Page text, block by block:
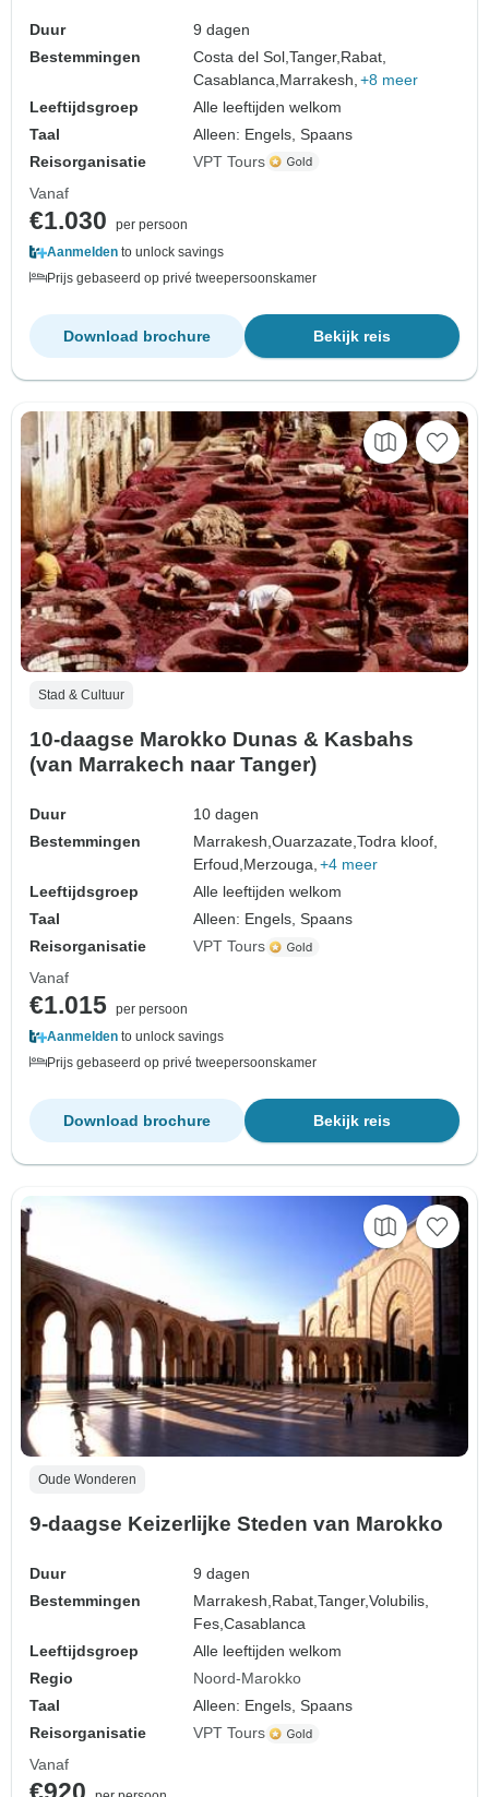
Duur
9 dagen
Bestemmingen
Costa del Sol,Tanger, Rabat,
Casablanca, Marrakesh, +8 meer
Leeftijdsgroep
Alle leeftijden welkom
Taal
Alleen: Engels, Spaans
Reisorganisatie
VPT Tours
Vanaf
€1.030
per persoon
Aanmelden to unlock savings
Prijs gebaseerd op privé tweepersoonskamer
Bekijk reis
Download brochure
Stad & Cultuur
10-daagse Marokko Dunas & Kasbahs
(van Marrakech naar Tanger)
Duur
10 dagen
Bestemmingen
Marrakesh,Ouarzazate,Todra kloof,
Erfoud, Merzouga, +4 meer
Leeftijdsgroep
Alle leeftijden welkom
Taal
Alleen: Engels, Spaans
Reisorganisatie
VPT Tours
Vanaf
€1.015 per persoon
Aanmelden to unlock savings
Prijs gebaseerd op privé tweepersoonskamer
Bekijk reis
Download brochure
Oude Wonderen
9-daagse Keizerlijke Steden van Marokko
Duur
9 dagen
Bestemmingen
Marrakesh, Rabat,Tanger,Volubilis,
Fes,Casablanca
Leeftijdsgroep
Alle leeftijden welkom
Regio
Noord-Marokko
Taal
Alleen: Engels, Spaans
Reisorganisatie
VPT Tours
Vanaf